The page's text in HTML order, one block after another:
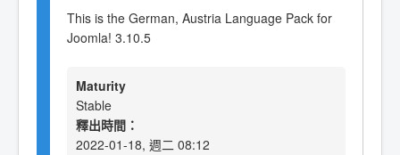
This is the German, Austria Language Pack for
Joomla! 3.10.5
Maturity
Stable
釋出時間：
2022-01-18, 週二 08:12